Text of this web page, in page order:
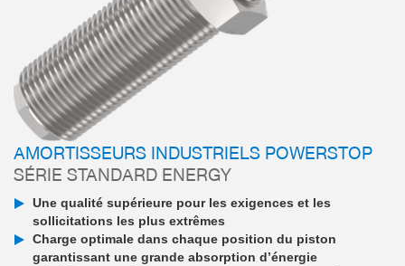
AMORTISSEURS INDUSTRIELS POWERSTOP
SÉRIE STANDARD ENERGY
Une qualité supérieure pour les exigences et les
sollicitations les plus extrêmes
Charge optimale dans chaque position du piston
garantissant une grande absorption d’énergie